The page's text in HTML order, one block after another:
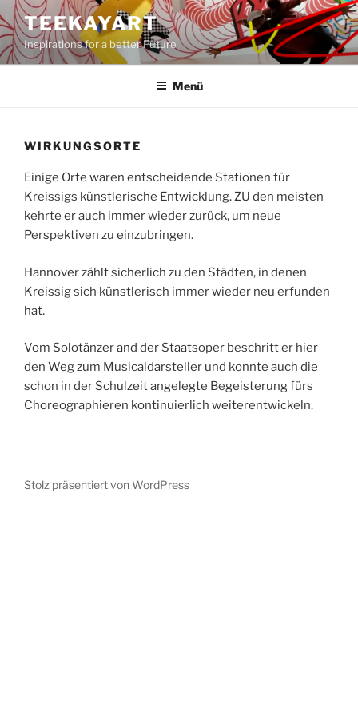
Zum
Inhalt
springen
TEEKAYART
Inspirations for a better Future
Menü
WIRKUNGSORTE
Einige Orte waren entscheidende Stationen für
Kreissigs künstlerische Entwicklung. ZU den meisten
kehrte er auch immer wieder zurück, um neue
Perspektiven zu einzubringen.
Hannover zählt sicherlich zu den Städten, in denen
Kreissig sich künstlerisch immer wieder neu erfunden
hat.
Vom Solotänzer and der Staatsoper beschritt er hier
den Weg zum Musicaldarsteller und konnte auch die
schon in der Schulzeit angelegte Begeisterung fürs
Choreographieren kontinuierlich weiterentwickeln.
Stolz präsentiert von WordPress